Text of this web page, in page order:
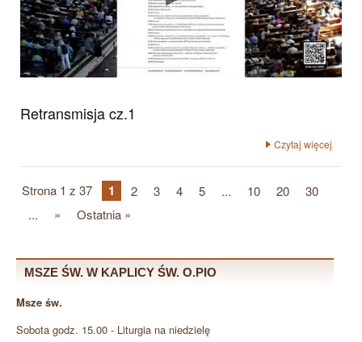
Retransmisja cz.1
Czytaj więcej
Strona 1 z 37 1 2 3 4 5 ... 10 20
30
...
» Ostatnia »
MSZE ŚW. W KAPLICY ŚW. O.PIO
Msze św.
Sobota godz. 15.00 - Liturgia na niedzielę